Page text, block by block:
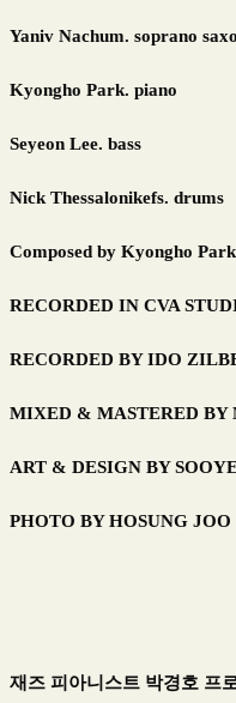
Yaniv Nachum. soprano
Kyongho Park. piano
Seyeon Lee. bass
Nick Thessalonikefs. drums
Composed by Kyongho Park
RECORDED IN CVA
RECORDED BY IDO
MIXED & MASTERED BY
ART & DESIGN BY
PHOTO BY HOSUNG JOO
재즈 피아니스트 박경호 프